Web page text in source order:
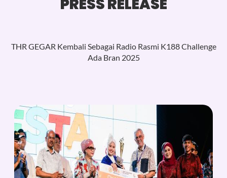
PRESS RELEASE
THR GEGAR Kembali Sebagai Radio Rasmi K188 Challenge
Ada Bran 2025